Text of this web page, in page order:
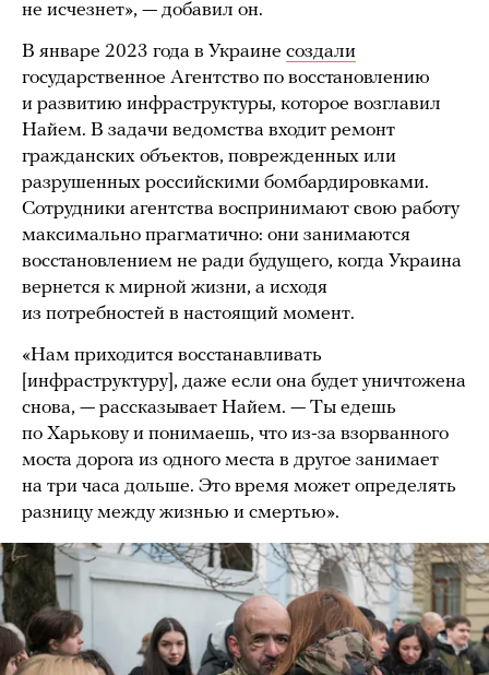
не исчезнет», — добавил он.
В январе 2023 года в Украине создали
государственное Агентство по восстановлению
и развитию инфраструктуры, которое возглавил
Найем. В задачи ведомства входит ремонт
гражданских объектов, поврежденных или
разрушенных российскими бомбардировками.
Сотрудники агентства воспринимают свою работу
максимально прагматично: они занимаются
восстановлением не ради будущего, когда Украина
вернется к мирной жизни, а исходя
из потребностей в настоящий момент.
«Нам приходится восстанавливать
[инфраструктуру], даже если она будет уничтожена
снова, — рассказывает Найем. — Ты едешь
по Харькову и понимаешь, что из-за взорванного
моста дорога из одного места в другое занимает
на три часа дольше. Это время может определять
разницу между жизнью и смертью».